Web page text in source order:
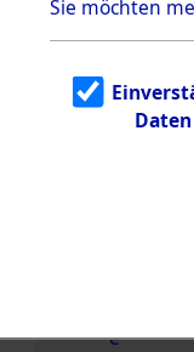
5.3.2
g
5.3.3
e
Sie möchten